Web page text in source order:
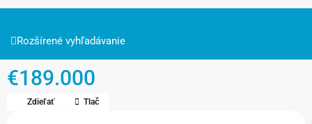
Rozšírené vyhľadávanie
€189.000
Zdieľať Tlač